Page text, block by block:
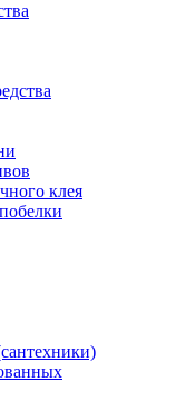
посетители.
клея